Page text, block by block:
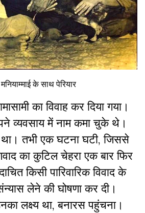
के साथ पेरियार
का विवाह कर दिया गया।
व्यवसाय में नाम कमा चुके थे।
था। तभी एक घटना घटी, जिससे
का कुटिल चेहरा एक बार फिर
किसी पारिवारिक विवाद के
लेने की घोषणा कर दी।
लक्ष्य था, बनारस पहुंचना।